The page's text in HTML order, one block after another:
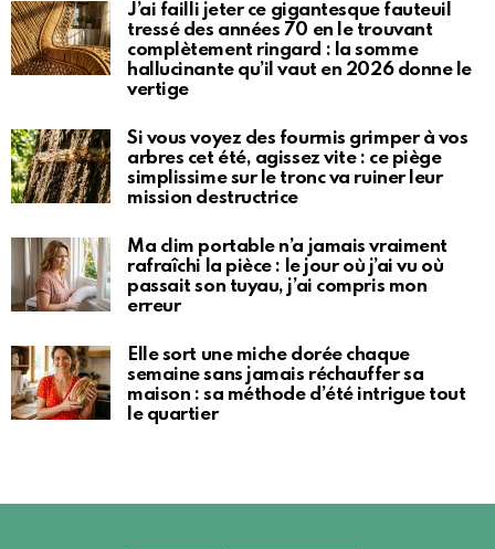
J’ai failli jeter ce gigantesque fauteuil
tressé des années 70 en le trouvant
complètement ringard : la somme
hallucinante qu’il vaut en 2026 donne le
vertige
Si vous voyez des fourmis grimper à vos
arbres cet été, agissez vite : ce piège
simplissime sur le tronc va ruiner leur
mission destructrice
Ma clim portable n’a jamais vraiment
rafraîchi la pièce : le jour où j’ai vu où
passait son tuyau, j’ai compris mon
erreur
Elle sort une miche dorée chaque
semaine sans jamais réchauffer sa
maison : sa méthode d’été intrigue tout
le quartier